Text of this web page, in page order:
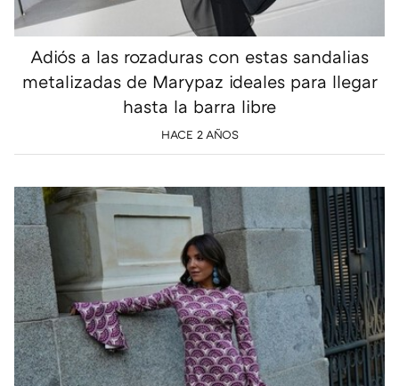
Adiós a las rozaduras con estas sandalias
metalizadas de Marypaz ideales para llegar
hasta la barra libre
HACE 2 AÑOS